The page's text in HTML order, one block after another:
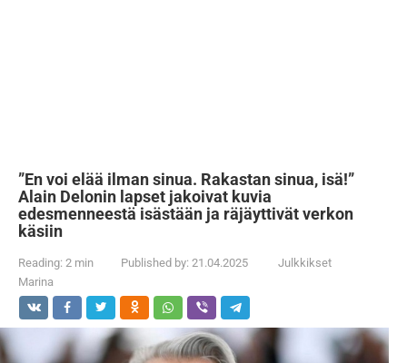
”En voi elää ilman sinua. Rakastan sinua, isä!”
Alain Delonin lapset jakoivat kuvia
edesmenneestä isästään ja räjäyttivät verkon
käsiin
Reading: 2 min Published by: 21.04.2025
Julkkikset
Marina